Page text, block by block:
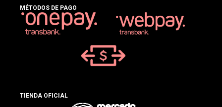
MÉTODOS DE PAGO
TIENDA OFICIAL